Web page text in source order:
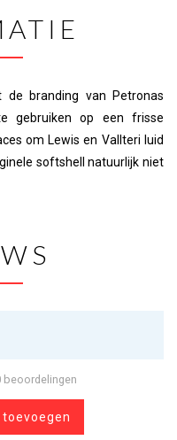
branding van Petronas
gebruiken op een frisse
om Lewis en Vallteri luid
softshell natuurlijk niet
beoordelingen